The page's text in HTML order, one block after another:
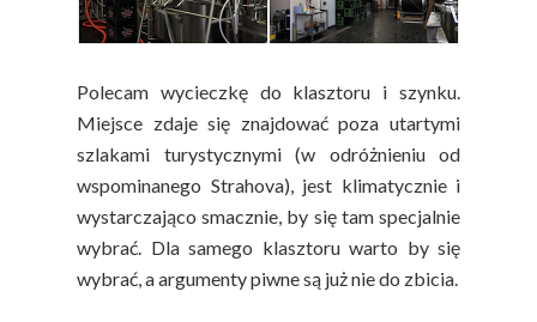
Polecam wycieczkę do klasztoru i szynku.
Miejsce zdaje się znajdować poza utartymi
szlakami turystycznymi (w odróżnieniu od
wspominanego Strahova), jest klimatycznie i
wystarczająco smacznie, by się tam specjalnie
wybrać. Dla samego klasztoru warto by się
wybrać, a argumenty piwne są już nie do zbicia.